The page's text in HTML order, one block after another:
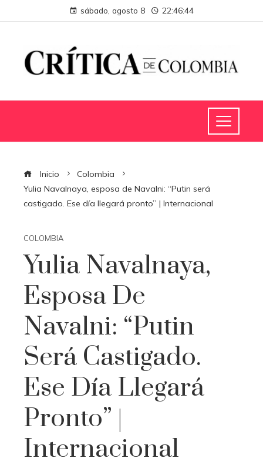
sábado, agosto 8 22:46:44
Inicio
Colombia
Yulia Navalnaya, esposa de Navalni: “Putin será
castigado. Ese día llegará pronto” | Internacional
COLOMBIA
Yulia Navalnaya,
Esposa De
Navalni: “Putin
Será Castigado.
Ese Día Llegará
Pronto” |
Internacional